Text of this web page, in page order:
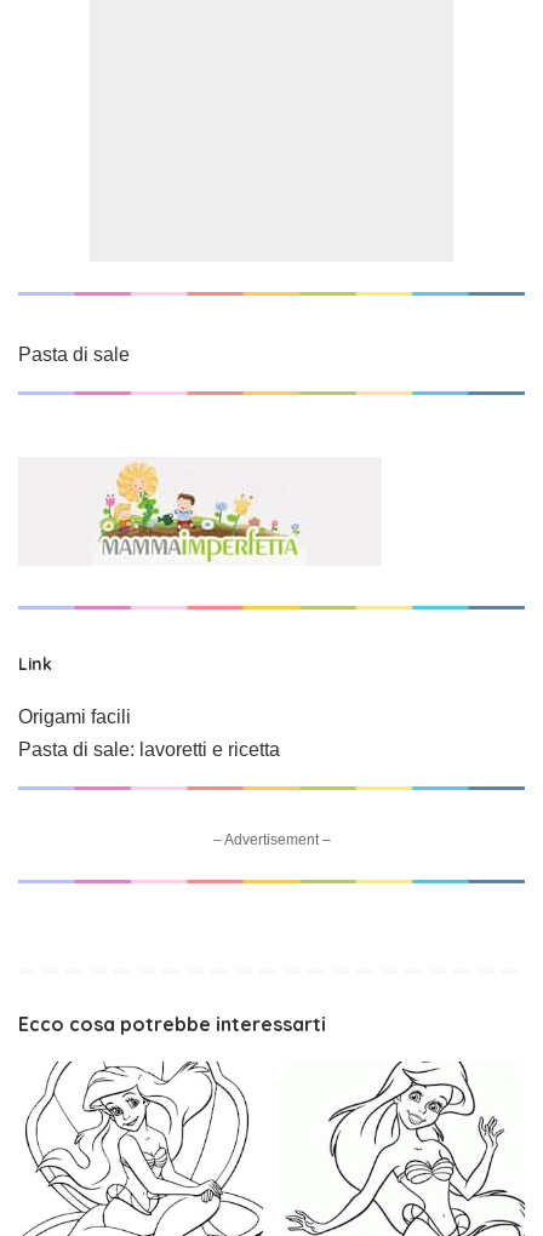
Pasta di sale
Link
Origami facili
Pasta di sale: lavoretti e ricetta
– Advertisement –
Ecco cosa potrebbe interessarti